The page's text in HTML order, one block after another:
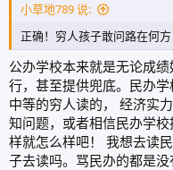
小草地789 说:
正确！穷人孩子敢问路在何方
公办学校本来就是无论成
行，甚至提供兜底。民办
中等的穷人读的， 经济实
知问题，或者相信民办学
样就怎么样吧！ 我想去读
子去读吗。骂民办的都是没